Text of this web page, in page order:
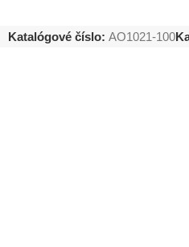
Katalógové číslo: AO1021-100